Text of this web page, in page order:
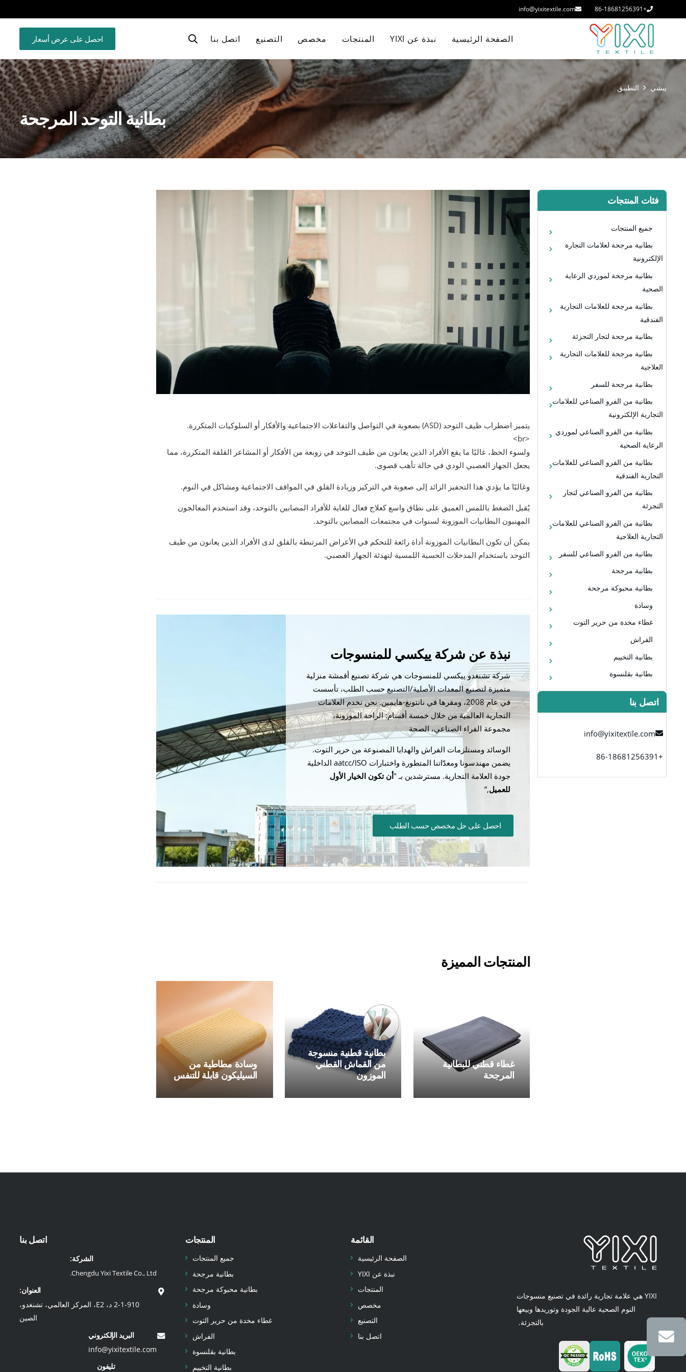
+86-18681256391
info@yixitextile.com
الصفحة الرئيسية نبذة عن YIXI المنتجات مخصص التصنيع اتصل بنا احصل على عرض أسعار
ييشي التطبيق
بطانية التوحد المرجحة
فئات المنتجات
جميع المنتجات
بطانية مرجحة لعلامات التجارة
الإلكترونية
بطانية مرجحة لموردي الرعاية
الصحية
بطانية مرجحة للعلامات التجارية
الفندقية
بطانية مرجحة لتجار التجزئة
بطانية مرجحة للعلامات التجارية
العلاجية
بطانية مرجحة للسفر
بطانية من الفرو الصناعي للعلامات
التجارية الإلكترونية
بطانية من الفرو الصناعي لموردي
الرعاية الصحية
بطانية من الفرو الصناعي للعلامات
التجارية الفندقية
بطانية من الفرو الصناعي لتجار
التجزئة
بطانية من الفرو الصناعي للعلامات
التجارية العلاجية
بطانية من الفرو الصناعي للسفر
بطانية مرجحة
بطانية محبوكة مرجحة
وسادة
غطاء مخدة من حرير التوت
الفراش
بطانية التخييم
بطانية بقلنسوة
اتصل بنا
info@yixitextile.com
+86-18681256391
يتميز اضطراب طيف التوحد (ASD) بصعوبة في التواصل والتفاعلات الاجتماعية والأفكار أو السلوكيات المتكررة.
<br>
ولسوء الحظ، غالبًا ما يقع الأفراد الذين يعانون من طيف التوحد في زوبعة من الأفكار أو المشاعر القلقة المتكررة، مما
يجعل الجهاز العصبي الودي في حالة تأهب قصوى.
وغالبًا ما يؤدي هذا التحفيز الزائد إلى صعوبة في التركيز وزيادة القلق في المواقف الاجتماعية ومشاكل في النوم.
يُقبل الضغط باللمس العميق على نطاق واسع كعلاج فعال للغاية للأفراد المصابين بالتوحد، وقد استخدم المعالجون
المهنيون البطانيات الموزونة لسنوات في مجتمعات المصابين بالتوحد.
يمكن أن تكون البطانيات الموزونة أداة رائعة للتحكم في الأعراض المرتبطة بالقلق لدى الأفراد الذين يعانون من طيف
التوحد باستخدام المدخلات الحسية اللمسية لتهدئة الجهاز العصبي.
نبذة عن شركة ييكسي للمنسوجات
شركة تشنغدو ييكسي للمنسوجات هي شركة تصنيع أقمشة منزلية
متميزة لتصنيع المعدات الأصلية/التصنيع حسب الطلب، تأسست
في عام 2008، ومقرها في نانتونغ-هايمين. نحن نخدم العلامات
التجارية العالمية من خلال خمسة أقسام: الراحة الموزونة،
مجموعة الفراء الصناعي، الصحة
الوسائد ومستلزمات الفراش والهدايا المصنوعة من حرير التوت.
يضمن مهندسونا ومعدّاتنا المتطورة واختبارات aatcc/ISO الداخلية
جودة العلامة التجارية. مسترشدين بـ "أن تكون الخيار الأول
للعميل,”
احصل على حل مخصص حسب الطلب
المنتجات المميزة
غطاء قطني للبطانية
المرجحة
بطانية قطنية منسوجة
من القماش القطني
الموزون
وسادة مطاطية من
السيليكون قابلة للتنفس
YIXI هي علامة تجارية رائدة في تصنيع منسوجات
النوم الصحية عالية الجودة وتوريدها وبيعها
بالتجزئة.
القائمة
الصفحة الرئيسية
نبذة عن YIXI
المنتجات
مخصص
التصنيع
اتصل بنا
المنتجات
جميع المنتجات
بطانية مرجحة
بطانية محبوكة مرجحة
وسادة
غطاء مخدة من حرير التوت
الفراش
بطانية بقلنسوة
بطانية التخييم
اتصل بنا
الشركة:
Chengdu Yixi Textile Co., Ltd.
العنوان:
2-1-910 د، E2، المركز العالمي، تشنغدو،
الصين
البريد الإلكتروني
info@yixitextile.com
تليفون